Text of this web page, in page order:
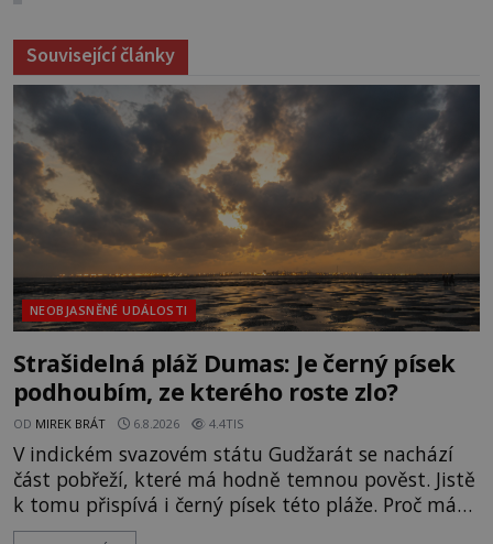
Související články
NEOBJASNĚNÉ UDÁLOSTI
Strašidelná pláž Dumas: Je černý písek
podhoubím, ze kterého roste zlo?
OD MIREK BRÁT 6.8.2026 4.4TIS
V indickém svazovém státu Gudžarát se nachází
část pobřeží, které má hodně temnou pověst. Jistě
k tomu přispívá i černý písek této pláže. Proč má
pláž takové netypické zbarvení? Nakolik jsou